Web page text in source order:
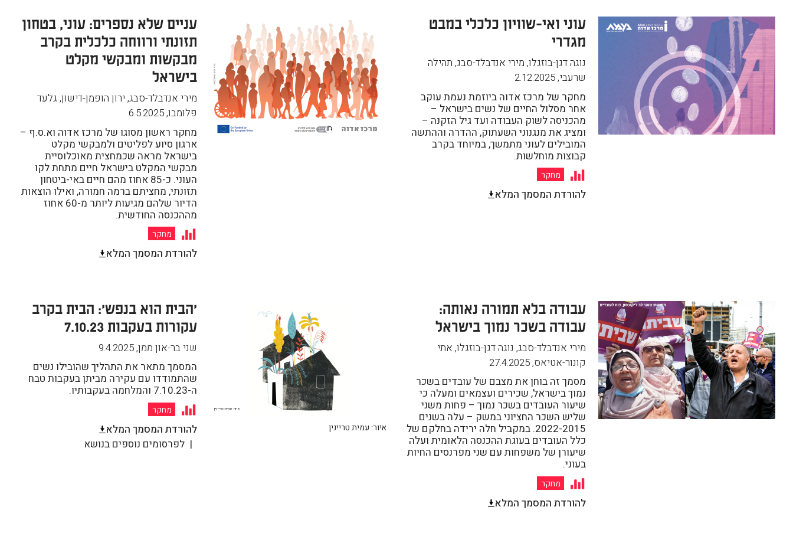
עוני ואי-שוויון כלכלי במבט
מגדרי
נוגה דגן-בוזגלו, מירי אנדבלד-סבג, תהילה
שרעבי,
2.12.2025
מחקר של מרכז אדוה ביוזמת נעמת עוקב
אחר מסלול החיים של נשים בישראל –
מהכניסה לשוק העבודה ועד גיל הזקנה –
ומציג את מנגנוני השעתוק, ההדרה וההתשה
המובילים לעוני מתמשך, במיוחד בקרב
קבוצות מוחלשות.
מחקר
להורדת המסמך המלא
עניים שלא נספרים: עוני, בטחון
תזונתי ורווחה כלכלית בקרב
מבקשות ומבקשי מקלט
בישראל
מירי אנדבלד-סבג, ירון הופמן-דישון, גלעד
פלומבו,
6.5.2025
מחקר ראשון מסוגו של מרכז אדוה וא.ס.ף –
ארגון סיוע לפליטים ולמבקשי מקלט
בישראל מראה שכמחצית מאוכלוסיית
מבקשי המקלט בישראל חיים מתחת לקו
העוני. כ-85 אחוז מהם חיים באי-ביטחון
תזונתי, מחציתם ברמה חמורה, ואילו הוצאות
הדיור שלהם מגיעות ליותר מ-60 אחוז
מההכנסה החודשית.
מחקר
להורדת המסמך המלא
עבודה בלא תמורה נאותה:
עבודה בשכר נמוך בישראל
מירי אנדבלד-סבג, נוגה דגן-בוזגלו, אתי
קונור-אטיאס,
27.4.2025
מסמך זה בוחן את מצבם של עובדים בשכר
נמוך בישראל, שכירים ועצמאים ומעלה כי
שיעור העובדים בשכר נמוך – פחות משני
שליש השכר החציוני במשק – עלה בשנים
2022-2015. במקביל חלה ירידה בחלקם של
כלל העובדים בעוגת ההכנסה הלאומית ועלה
שיעורן של משפחות עם שני מפרנסים החיות
בעוני.
מחקר
להורדת המסמך המלא
איור: עמית טריינין
'הבית הוא בנפש': הבית בקרב
עקורות בעקבות 7.10.23
שני בר-און ממן,
9.4.2025
המסמך מתאר את התהליך שהובילו נשים
שהתמודדו עם עקירה מביתן בעקבות טבח
ה-7.10.23 והמלחמה בעקבותיו.
מחקר
להורדת המסמך המלא
לפרסומים נוספים בנושא